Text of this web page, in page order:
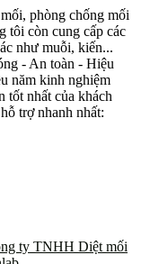
phòng chống mối
tôi còn cung cấp các
như muỗi, kiến...
- An toàn - Hiệu
năm kinh nghiệm
tốt nhất của khách
trợ nhanh nhất:
ty TNHH Diệt mối